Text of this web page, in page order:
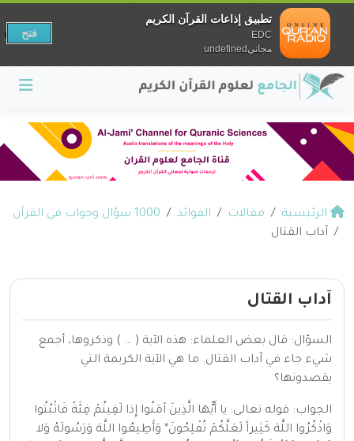
الرئيسية مقالات الفوائد
1000 سؤال وجواب في القرآن
آداب القتال
آداب القتال
السؤال: قال بعض العلماء: هذه الآية ( … ) وذكروها، أجمع
شيء جاء في آداب القتال. ما هي الآية الكريمة التي
يقصدونها؟
الجواب: قوله تعالى: يا أَيُّهَا الَّذِينَ آمَنُوا إِذا لَقِيتُمْ فِئَةً فَاثْبُتُوا
وَاذْكُرُوا اللَّهَ كَثِيراً لَعَلَّكُمْ تُفْلِحُونَ* وَأَطِيعُوا اللَّهَ وَرَسُولَهُ وَلا
تطبيق إذاعات القرآن الكريم
EDC
مجانيundefined
فتح